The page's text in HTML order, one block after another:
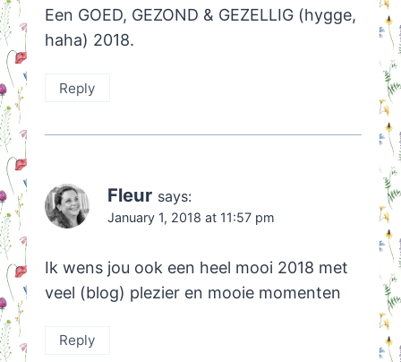
Een GOED, GEZOND & GEZELLIG (hygge,
haha) 2018.
Reply
Fleur says:
January 1, 2018 at 11:57 pm
Ik wens jou ook een heel mooi 2018 met
veel (blog) plezier en mooie momenten
Reply